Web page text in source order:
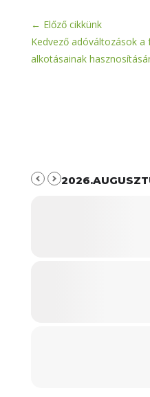
← Előző cikkünk
Kedvező adóváltozások a
alkotásainak